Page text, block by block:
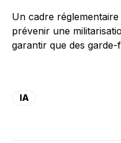
Un cadre
prévenir une
garantir que des
IA